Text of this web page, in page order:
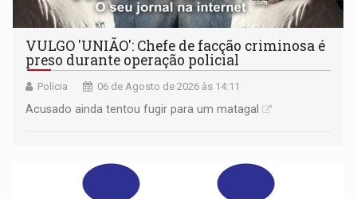
VULGO 'UNIÃO': Chefe de facção criminosa é
preso durante operação policial
Polícia 06 de Agosto de 2026 às 14:11
Acusado ainda tentou fugir para um matagal